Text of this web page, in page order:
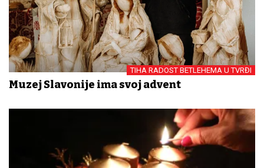
TIHA RADOST BETLEHEMA U TVRĐI
Muzej Slavonije ima svoj advent